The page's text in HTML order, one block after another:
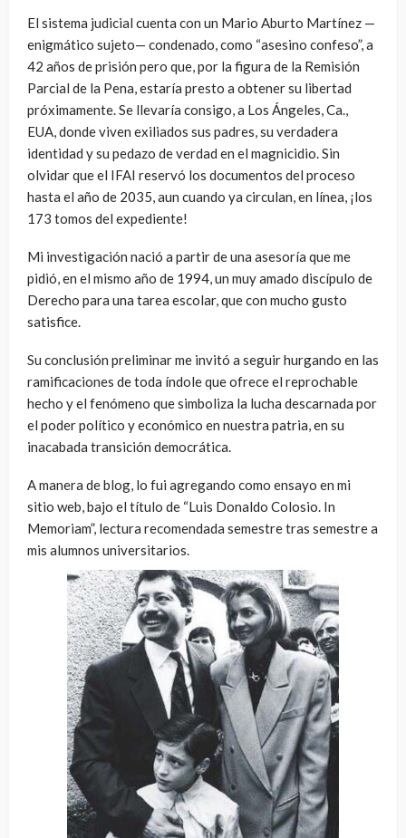
El sistema judicial cuenta con un Mario Aburto Martínez —
enigmático sujeto— condenado, como “asesino confeso”, a
42 años de prisión pero que, por la figura de la Remisión
Parcial de la Pena, estaría presto a obtener su libertad
próximamente. Se llevaría consigo, a Los Ángeles, Ca.,
EUA, donde viven exiliados sus padres, su verdadera
identidad y su pedazo de verdad en el magnicidio. Sin
olvidar que el IFAI reservó los documentos del proceso
hasta el año de 2035, aun cuando ya circulan, en línea, ¡los
173 tomos del expediente!
Mi investigación nació a partir de una asesoría que me
pidió, en el mismo año de 1994, un muy amado discípulo de
Derecho para una tarea escolar, que con mucho gusto
satisfice.
Su conclusión preliminar me invitó a seguir hurgando en las
ramificaciones de toda índole que ofrece el reprochable
hecho y el fenómeno que simboliza la lucha descarnada por
el poder político y económico en nuestra patria, en su
inacabada transición democrática.
A manera de blog, lo fui agregando como ensayo en mi
sitio web, bajo el título de “Luis Donaldo Colosio. In
Memoriam”, lectura recomendada semestre tras semestre a
mis alumnos universitarios.